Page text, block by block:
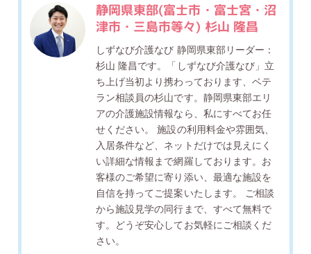
静岡県東部(富士市・富士宮・沼
津市・三島市等々) 杉山 隆昌
しずなび介護なび 静岡県東部リーダー：
杉山 隆昌です。「しずなび介護なび」立
ち上げ当初より携わっております、ベテ
ラン相談員の杉山です。静岡県東部エリ
アの介護施設情報なら、私にすべてお任
せください。 施設の利用料金や雰囲気、
入居条件など、ネットだけでは見えにく
い詳細な情報まで網羅しております。お
客様のご希望に寄り添い、最適な施設を
自信を持ってご提案いたします。 ご相談
から施設見学の同行まで、すべて無料で
す。どうぞ安心してお気軽にご相談くだ
さい。